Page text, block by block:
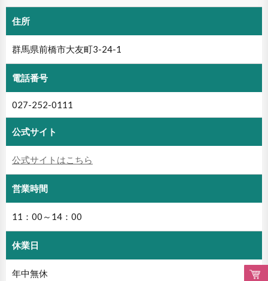
住所
群馬県前橋市大友町3-24-1
電話番号
027-252-0111
公式サイト
公式サイトはこちら
営業時間
11：00～14：00
休業日
年中無休